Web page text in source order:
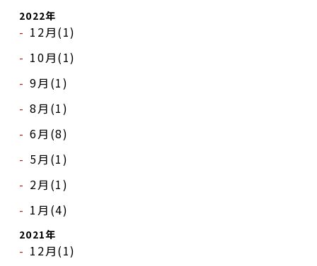
2022年
12月(1)
10月(1)
9月(1)
8月(1)
6月(8)
5月(1)
2月(1)
1月(4)
2021年
12月(1)